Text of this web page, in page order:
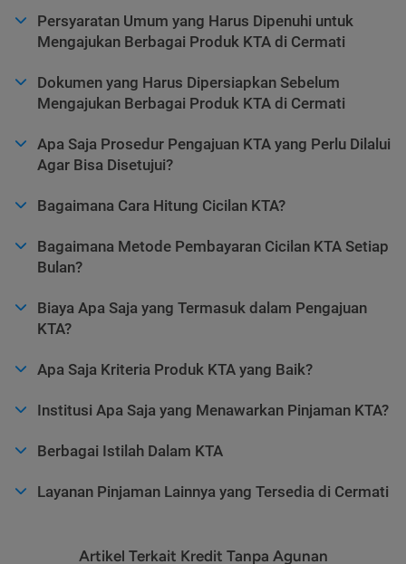
Persyaratan Umum yang Harus Dipenuhi untuk
Mengajukan Berbagai Produk KTA di Cermati
Dokumen yang Harus Dipersiapkan Sebelum
Mengajukan Berbagai Produk KTA di Cermati
Apa Saja Prosedur Pengajuan KTA yang Perlu Dilalui
Agar Bisa Disetujui?
Bagaimana Cara Hitung Cicilan KTA?
Bagaimana Metode Pembayaran Cicilan KTA Setiap
Bulan?
Biaya Apa Saja yang Termasuk dalam Pengajuan
KTA?
Apa Saja Kriteria Produk KTA yang Baik?
Institusi Apa Saja yang Menawarkan Pinjaman KTA?
Berbagai Istilah Dalam KTA
Layanan Pinjaman Lainnya yang Tersedia di Cermati
Artikel Terkait Kredit Tanpa Agunan